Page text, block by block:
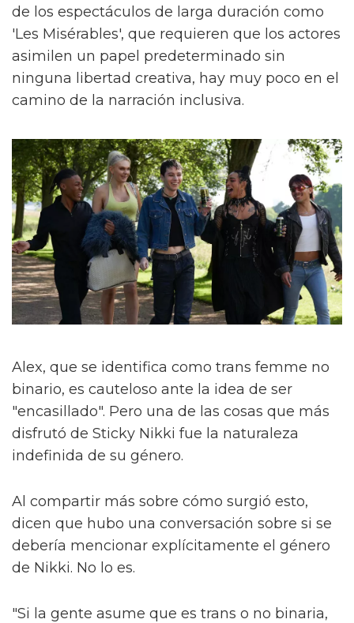
de los espectáculos de larga duración como
'Les Misérables', que requieren que los actores
asimilen un papel predeterminado sin
ninguna libertad creativa, hay muy poco en el
camino de la narración inclusiva.
Alex, que se identifica como trans femme no
binario, es cauteloso ante la idea de ser
"encasillado". Pero una de las cosas que más
disfrutó de Sticky Nikki fue la naturaleza
indefinida de su género.
Al compartir más sobre cómo surgió esto,
dicen que hubo una conversación sobre si se
debería mencionar explícitamente el género
de Nikki. No lo es.
"Si la gente asume que es trans o no binaria,